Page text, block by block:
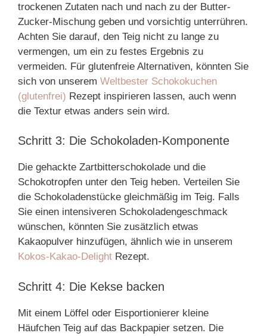
trockenen Zutaten nach und nach zu der Butter-
Zucker-Mischung geben und vorsichtig unterrühren.
Achten Sie darauf, den Teig nicht zu lange zu
vermengen, um ein zu festes Ergebnis zu
vermeiden. Für glutenfreie Alternativen, könnten Sie
sich von unserem Weltbester Schokokuchen
(glutenfrei) Rezept inspirieren lassen, auch wenn
die Textur etwas anders sein wird.
Schritt 3: Die Schokoladen-Komponente
Die gehackte Zartbitterschokolade und die
Schokotropfen unter den Teig heben. Verteilen Sie
die Schokoladenstücke gleichmäßig im Teig. Falls
Sie einen intensiveren Schokoladengeschmack
wünschen, könnten Sie zusätzlich etwas
Kakaopulver hinzufügen, ähnlich wie in unserem
Kokos-Kakao-Delight Rezept.
Schritt 4: Die Kekse backen
Mit einem Löffel oder Eisportionierer kleine
Häufchen Teig auf das Backpapier setzen. Die